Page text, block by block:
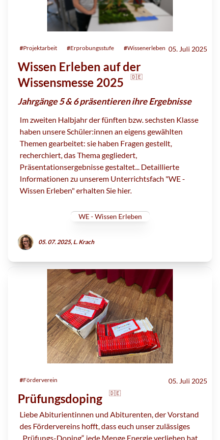
#Projektarbeit #Erprobungsstufe #Wissenerleben 05. Juli 2025
Wissen Erleben auf der
Wissensmesse 2025
🇩🇪
Jahrgänge 5 & 6 präsentieren ihre Ergebnisse
Im zweiten Halbjahr der fünften bzw. sechsten Klasse
haben unsere Schüler:innen an eigens gewählten
Themen gearbeitet: sie haben Fragen gestellt,
recherchiert, das Thema gegliedert,
Präsentationsergebnisse gestaltet... Detaillierte
Informationen zu unserem Unterrichtsfach "WE -
Wissen Erleben" erhalten Sie hier.
WE - Wissen Erleben
05. 07. 2025, L. Krach
#Förderverein 05. Juli 2025
Prüfungsdoping 🇩🇪
Liebe Abiturientinnen und Abiturenten, der Vorstand
des Fördervereins hofft, dass euch unser zulässiges
„Prüfungs-Doping“ jede Menge Energie verliehen hat